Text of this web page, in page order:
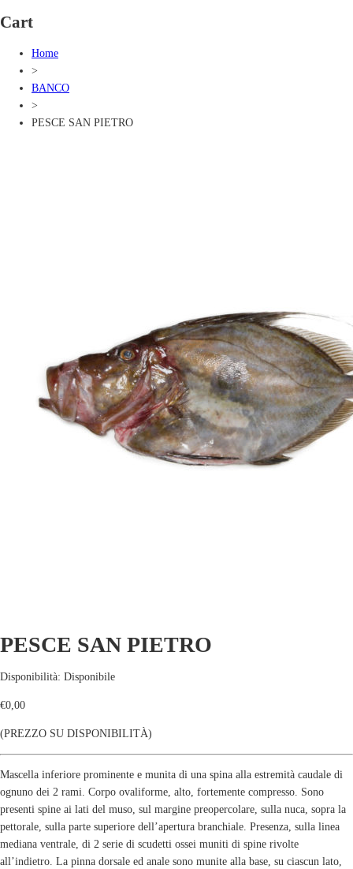
Cart
Home
>
BANCO
>
PESCE SAN PIETRO
PESCE SAN PIETRO
Disponibilità: Disponibile
€0,00
(PREZZO SU DISPONIBILITÀ)
Mascella inferiore prominente e munita di una spina alla estremità caudale di
ognuno dei 2 rami. Corpo ovaliforme, alto, fortemente compresso. Sono
presenti spine ai lati del muso, sul margine preopercolare, sulla nuca, sopra la
pettorale, sulla parte superiore dell’apertura branchiale. Presenza, sulla linea
mediana ventrale, di 2 serie di scudetti ossei muniti di spine rivolte
all’indietro. La pinna dorsale ed anale sono munite alla base, su ciascun lato,